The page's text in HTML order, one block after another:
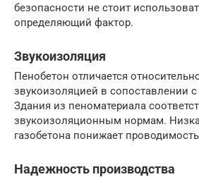
безопасности не стоит
определяющий фактор.
Звукоизоляция
Пенобетон отличается
звукоизоляцией в сопоставлении
Здания из пеноматериала
звукоизоляционным нормам.
газобетона понижает
Надежность производства